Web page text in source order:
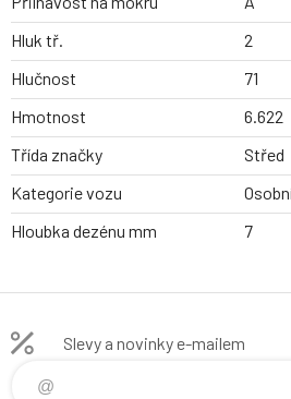
Hluk tř.
2
Hlučnost
71
Hmotnost
6.622
Třída značky
Střed
Kategorie vozu
Hloubka dezénu mm
7
Slevy a novinky e-mailem